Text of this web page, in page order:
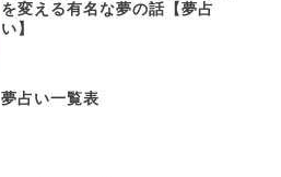
を変える有名な夢の話【夢占
い】
夢占い一覧表